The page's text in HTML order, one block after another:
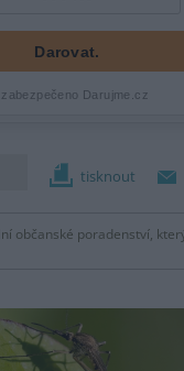
tisknout
občanské poradenství,